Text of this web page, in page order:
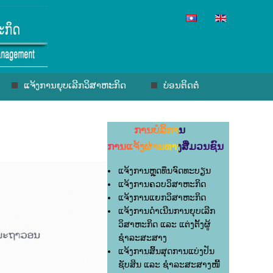
ແຈ້ງການຍຸບເລີກວິສາຫະກິດ ບ່ອນຕິດຕໍ່
ການບໍລິການ
ການແຈ້ງຜ່ານທາງສື່ມວນຊົນ
ແຈ້ງການຫຼຸດທຶນຈົດທະບຽນ
ແຈ້ງການຄວບວິສາຫະກິດ
ແຈ້ງການແຍກວິສາຫະກິດ
ແຈ້ງການດຳເນີນການຍຸບເລີກ
ວິສາຫະກິດ ແລະ ແຕ່ງຕັ້ງຜູ້
ຊຳລະສະສາງ
ແຈ້ງການສິ້ນສຸດການແບ່ງປັນ
ຊັບສິນ ແລະ ຊຳລະສະສາງໜີ້